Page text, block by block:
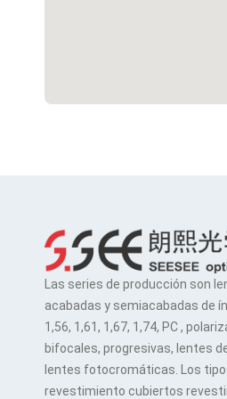
Las series de producción son
acabadas y semiacabadas de
1,56, 1,61, 1,67, 1,74, PC ,
bifocales, progresivas, lentes
lentes fotocromáticas. Los
revestimiento cubiertos